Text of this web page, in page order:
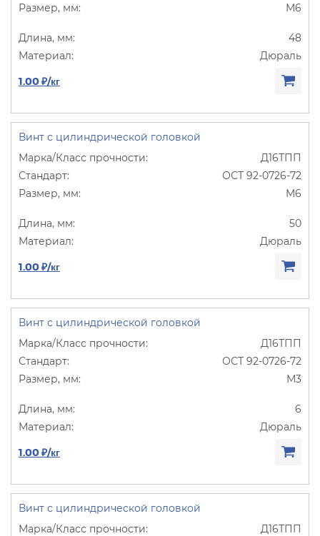
М6
48
Дюраль
1.00 ₽/кг
Винт с цилиндрической головкой
Д16ТПП
ОСТ 92-0726-72
М6
50
Дюраль
1.00 ₽/кг
Винт с цилиндрической головкой
Д16ТПП
ОСТ 92-0726-72
М3
6
Дюраль
1.00 ₽/кг
Винт с цилиндрической головкой
Д16ТПП